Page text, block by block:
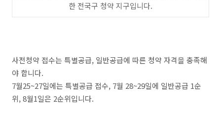
한 전국구 청약 지구입니다.
사전청약 접수는 특별공급, 일반공급에 따른 청약 자격을 충족해
야 합니다.
7월25~27일에는 특별공급 접수, 7월 28~29일에 일반공급 1순
위, 8월1일은 2순위입니다.